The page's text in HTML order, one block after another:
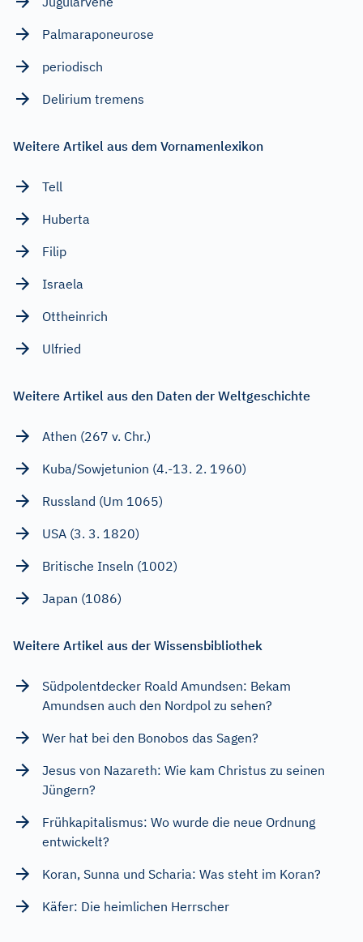
Palmaraponeurose
periodisch
Delirium tremens
Weitere Artikel aus dem Vornamenlexikon
Tell
Huberta
Filip
Israela
Ottheinrich
Ulfried
Weitere Artikel aus den Daten der Weltgeschichte
Athen (267 v. Chr.)
Kuba/Sowjetunion (4.-13. 2. 1960)
Russland (Um 1065)
USA (3. 3. 1820)
Britische Inseln (1002)
Japan (1086)
Weitere Artikel aus der Wissensbibliothek
Südpolentdecker Roald Amundsen: Bekam
Amundsen auch den Nordpol zu sehen?
Wer hat bei den Bonobos das Sagen?
Jesus von Nazareth: Wie kam Christus zu seinen
Jüngern?
Frühkapitalismus: Wo wurde die neue Ordnung
entwickelt?
Koran, Sunna und Scharia: Was steht im Koran?
Käfer: Die heimlichen Herrscher